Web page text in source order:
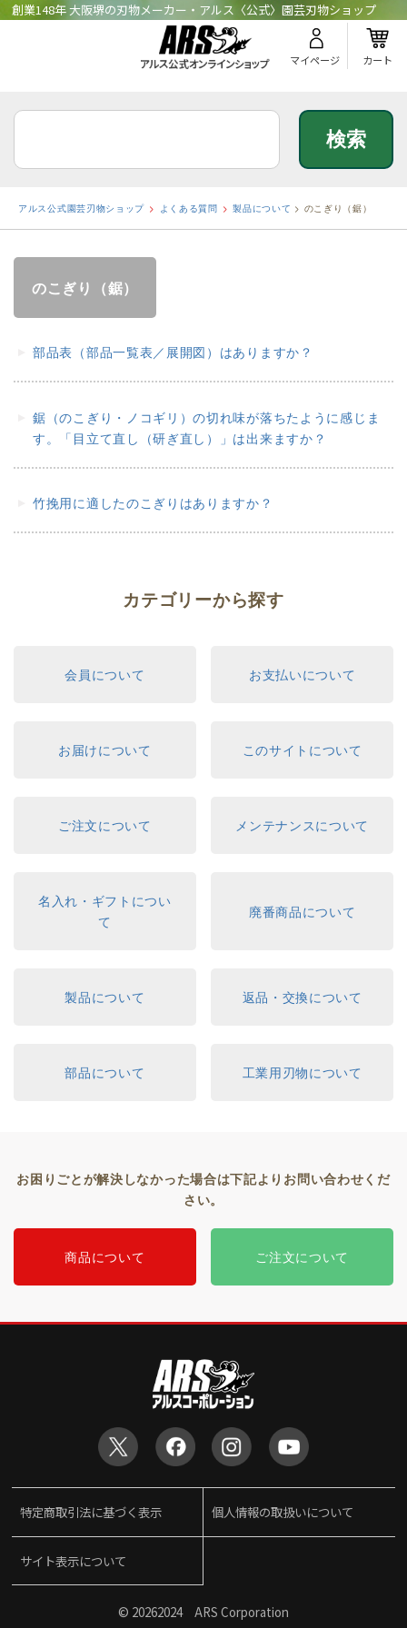
創業148年 大阪堺の刃物メーカー・アルス〈公式〉園芸刃物ショップ
マイページ カート
アルス公式園芸刃物ショップ よくある質問 製品について > のこぎり（鋸）
のこぎり（鋸）
部品表（部品一覧表／展開図）はありますか？
鋸（のこぎり・ノコギリ）の切れ味が落ちたように感じま
す。「目立て直し（研ぎ直し）」は出来ますか？
竹挽用に適したのこぎりはありますか？
カテゴリーから探す
会員について お支払いについて
お届けについて このサイトについて
ご注文について メンテナンスについて
名入れ・ギフトについ
て
廃番商品について
製品について 返品・交換について
部品について 工業用刃物について
お困りごとが解決しなかった場合は下記よりお問い合わせくだ
さい。
商品について ご注文について
特定商取引法に基づく表示 個人情報の取扱いについて
サイト表示について
© 20262024 ARS Corporation